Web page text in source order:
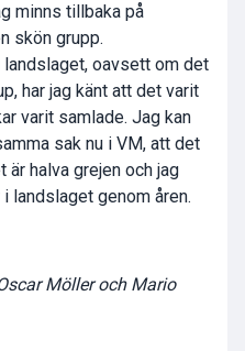
minns tillbaka på
skön grupp.
oavsett om det
har jag känt att det varit
varit samlade. Jag kan
sak nu i VM, att det
är halva grejen och jag
landslaget genom åren.
Möller och Mario